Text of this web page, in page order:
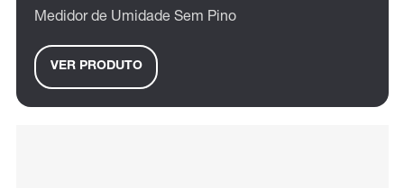
Medidor de Umidade Sem Pino
VER PRODUTO